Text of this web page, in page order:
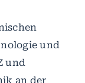
und
und
an der